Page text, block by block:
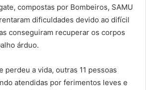
compostas por Bombeiros, SAMU
dificuldades devido ao difícil
conseguiram recuperar os corpos
árduo.
perdeu a vida, outras 11 pessoas
atendidas por ferimentos leves e